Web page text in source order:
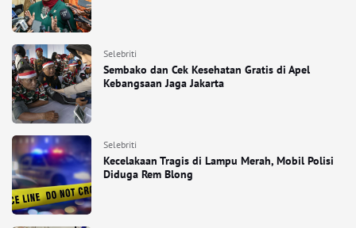
Selebriti
Sembako dan Cek Kesehatan Gratis di Apel
Kebangsaan Jaga Jakarta
Selebriti
Kecelakaan Tragis di Lampu Merah, Mobil Polisi
Diduga Rem Blong